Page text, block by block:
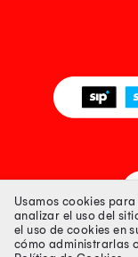
Usamos cookies
analizar el uso del
el uso de cookies en
cómo administrarlas